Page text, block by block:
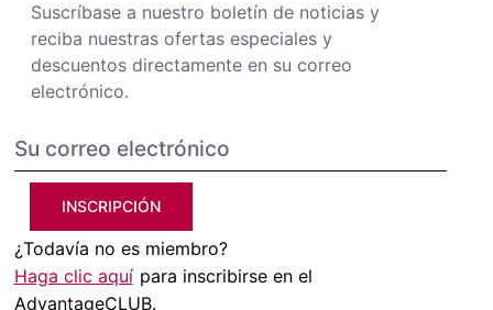
Suscríbase a nuestro boletín de noticias y
reciba nuestras ofertas especiales y
descuentos directamente en su correo
electrónico.
INSCRIPCIÓN
¿Todavía no es miembro?
Haga clic aquí para inscribirse en el
AdvantageCLUB.